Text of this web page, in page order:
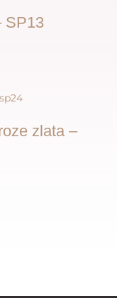
SP13
zlata –